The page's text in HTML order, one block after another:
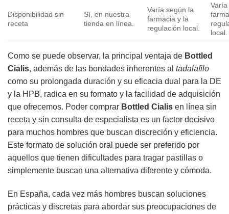
Disponibilidad sin
receta
Sí, en nuestra
tienda en línea.
Varía según la
farmacia y la
regulación local.
local.
Como se puede observar, la principal ventaja de Bottled
Cialis, además de las bondades inherentes al tadalafilo
como su prolongada duración y su eficacia dual para la DE
y la HPB, radica en su formato y la facilidad de adquisición
que ofrecemos. Poder comprar Bottled Cialis en línea sin
receta y sin consulta de especialista es un factor decisivo
para muchos hombres que buscan discreción y eficiencia.
Este formato de solución oral puede ser preferido por
aquellos que tienen dificultades para tragar pastillas o
simplemente buscan una alternativa diferente y cómoda.
En España, cada vez más hombres buscan soluciones
prácticas y discretas para abordar sus preocupaciones de